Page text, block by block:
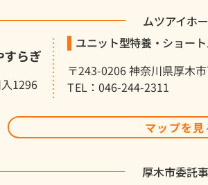
ムツアイホ
すらぎ
1296
ユニット型特養・ショー
〒243-0206 神奈川県厚木
TEL：046-244-2311
マップを見
厚木市委託